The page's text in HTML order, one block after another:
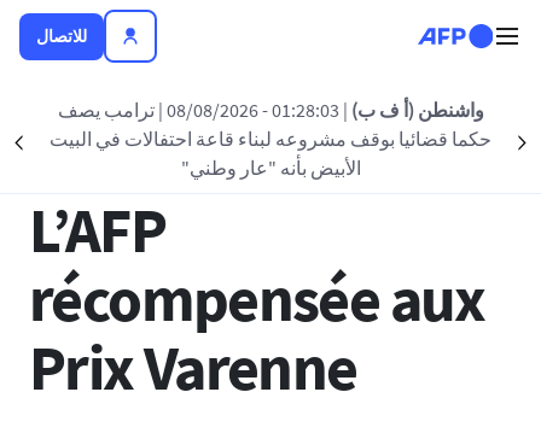
للاتصال
واشنطن (أ ف ب) | 01:28:03 - 08/08/2026
| ترامب يصف
حكما قضائيا بوقف مشروعه لبناء قاعة احتفالات في البيت
الأبيض بأنه "عار وطني"
Suivant
العودة الى القائمة
L’AFP
récompensée aux
Prix Varenne